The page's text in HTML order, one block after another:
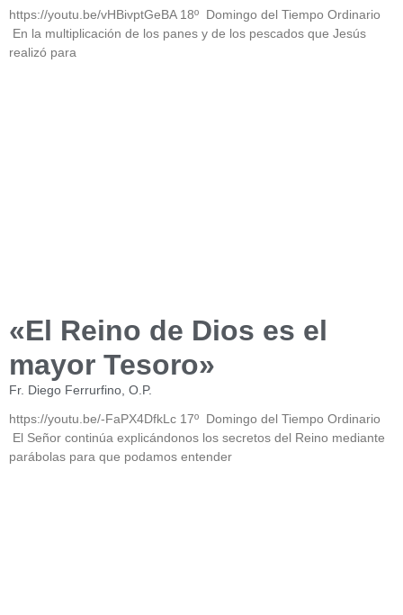
https://youtu.be/vHBivptGeBA 18º Domingo del Tiempo Ordinario
En la multiplicación de los panes y de los pescados que Jesús
realizó para
«El Reino de Dios es el
mayor Tesoro»
Fr. Diego Ferrurfino, O.P.
https://youtu.be/-FaPX4DfkLc 17º Domingo del Tiempo Ordinario
El Señor continúa explicándonos los secretos del Reino mediante
parábolas para que podamos entender